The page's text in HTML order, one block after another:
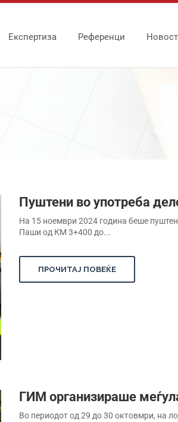
Експертиза Референци
Пуштени во употреба
На 15 ноември 2024 година беше
Паши од КМ 3+400 до...
ПРОЧИТАЈ ПОВЕЌЕ
ГИМ oрганизираше
Во периодот од 29 до 30 октовмри, на